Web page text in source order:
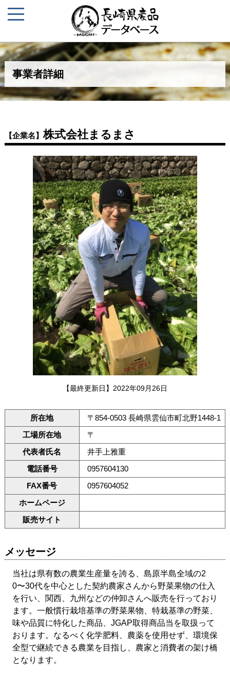
事業者詳細
【企業名】株式会社まるまさ
【最終更新日】2022年09月26日
所在地
〒854-0503 長崎県雲仙市町北野1448-1
工場所在地
〒
代表者氏名
井手上雅重
電話番号
0957604130
FAX番号
0957604052
ホームページ
販売サイト
メッセージ
当社は県有数の農業生産量を誇る、島原半島全域の2
0〜30代を中心とした契約農家さんから野菜果物の仕入
を行い、関西、九州などの仲卸さんへ販売を行っており
ます。一般慣行栽培基準の野菜果物、特栽基準の野菜、
味や品質に特化した商品、JGAP取得商品当を取扱って
おります。なるべく化学肥料、農薬を使用せず、環境保
全型で継続できる農業を目指し、農家と消費者の架け橋
となります。